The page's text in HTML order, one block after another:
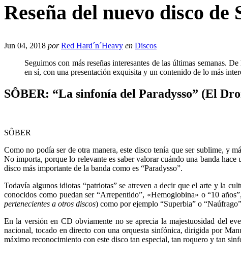
Reseña del nuevo disco
Jun 04, 2018 por Red Hard´n´Heavy en Discos
Seguimos con más reseñas interesantes de las últimas semanas.
en sí, con una presentación exquisita y un contenido de lo más
SÔBER: “La sinfonía del Paradysso” (El
SÔBER
Como no podía ser de otra manera, este disco tenía que ser sublime, y
No importa, porque lo relevante es saber valorar cuándo una banda
disco más importante de la banda como es “Paradysso”.
Todavía algunos idiotas “patriotas” se atreven a decir que el arte y la
conocidos como puedan ser “Arrepentido”, «Hemoglobina» o “10
pertenecientes a otros discos) como por ejemplo “Superbia” o
En la versión en CD obviamente no se aprecia la majestuosidad del
nacional, tocado en directo con una orquesta sinfónica, dirigida por
máximo reconocimiento con este disco tan especial, tan roquero y tan